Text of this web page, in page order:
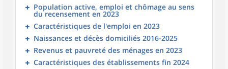
Population active, emploi et chômage au sens
du recensement en 2023
Caractéristiques de l'emploi en 2023
Naissances et décès domiciliés 2016-2025
Revenus et pauvreté des ménages en 2023
Caractéristiques des établissements fin 2024